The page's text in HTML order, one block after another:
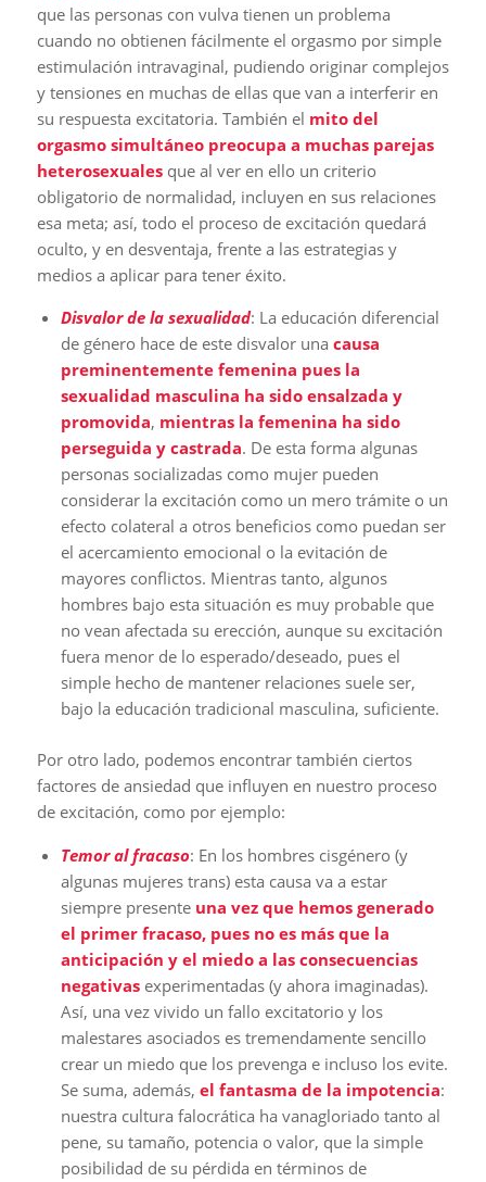
que las personas con vulva tienen un problema
cuando no obtienen fácilmente el orgasmo por simple
estimulación intravaginal, pudiendo originar complejos
y tensiones en muchas de ellas que van a interferir en
su respuesta excitatoria. También el mito del
orgasmo simultáneo preocupa a muchas parejas
heterosexualesque al ver en ello un criterio
obligatorio de normalidad, incluyen en sus relaciones
esa meta; así, todo el proceso de excitación quedará
oculto, y en desventaja, frente a las estrategias y
medios a aplicar para tener éxito.
Disvalor de la sexualidad: La educación diferencial
de género hace de este disvalor una causa
preminentemente femenina pues la
sexualidad masculina ha sido ensalzada y
promovida, mientras la femenina ha sido
perseguida y castrada. De esta forma algunas
personas socializadas como mujer pueden
considerar la excitación como un mero trámite o un
efecto colateral a otros beneficios como puedan ser
el acercamiento emocional o la evitación de
mayores conflictos. Mientras tanto, algunos
hombres bajo esta situación es muy probable que
no vean afectada su erección, aunque su excitación
fuera menor de lo esperado/deseado, pues el
simple hecho de mantener relaciones suele ser,
bajo la educación tradicional masculina, suficiente.
Por otro lado, podemos encontrar también ciertos
factores de ansiedad que influyen en nuestro proceso
de excitación, como por ejemplo:
Temor al fracaso: En los hombres cisgénero (y
algunas mujeres trans) esta causa va a estar
siempre presente una vez que hemos generado
el primer fracaso, pues no es más que la
anticipación y el miedo a las consecuencias
negativas experimentadas (y ahora imaginadas).
Así, una vez vivido un fallo excitatorio y los
malestares asociados es tremendamente sencillo
crear un miedo que los prevenga e incluso los evite.
Se suma, además, el fantasma de la impotencia:
nuestra cultura falocrática ha vanagloriado tanto al
pene, su tamaño, potencia o valor, que la simple
posibilidad de su pérdida en términos de